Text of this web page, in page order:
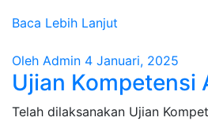
Baca Lebih Lanjut
Oleh Admin 4 Januari, 2025
Ujian Kompetensi
Telah dilaksanakan Ujian